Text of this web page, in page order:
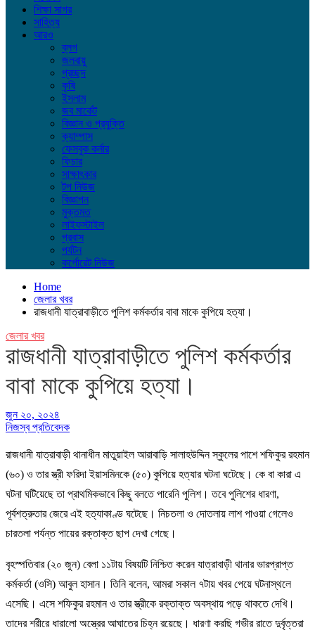
শিক্ষা সাগর
সাহিত্য
আরও
ব্লগ
জলবায়ু
প্রচ্ছদ
কৃষি
ইসলাম
জব মার্কেট
বিজ্ঞান ও প্রযুক্তি
ক্যাম্পাস
ফেসবুক কর্নার
ফিচার
সাক্ষাৎকার
টপ নিউজ
বিজ্ঞাপন
মুক্তমত
লাইফস্টাইল
প্রবাস
পর্যটন
কর্পোরেট নিউজ
Home
জেলার খবর
রাজধানী যাত্রাবাড়ীতে পুলিশ কর্মকর্তার বাবা মাকে কুপিয়ে হত্যা।
জেলার খবর
রাজধানী যাত্রাবাড়ীতে পুলিশ কর্মকর্তার
বাবা মাকে কুপিয়ে হত্যা।
জুন ২০, ২০২৪
নিজস্ব প্রতিবেদক
রাজধানী যাত্রাবাড়ী থানাধীন মাতুয়াইল আরাবাড়ি সালাহউদ্দিন স্কুলের পাশে শফিকুর রহমান
(৬০) ও তার স্ত্রী ফরিদা ইয়াসমিনকে (৫০) কুপিয়ে হত্যার ঘটনা ঘটেছে। কে বা কারা এ
ঘটনা ঘটিয়েছে তা প্রাথমিকভাবে কিছু বলতে পারেনি পুলিশ। তবে পুলিশের ধারণা,
পূর্বশত্রুতার জেরে এই হত্যাকাণ্ড ঘটেছে। নিচতলা ও দোতলায় লাশ পাওয়া গেলেও
চারতলা পর্যন্ত পায়ের রক্তাক্ত ছাপ দেখা গেছে।
বৃহস্পতিবার (২০ জুন) বেলা ১১টায় বিষয়টি নিশ্চিত করেন যাত্রাবাড়ী থানার ভারপ্রাপ্ত
কর্মকর্তা (ওসি) আবুল হাসান। তিনি বলেন, আমরা সকাল ৭টায় খবর পেয়ে ঘটনাস্থলে
এসেছি। এসে শফিকুর রহমান ও তার স্ত্রীকে রক্তাক্ত অবস্থায় পড়ে থাকতে দেখি।
তাদের শরীরে ধারালো অস্ত্রের আঘাতের চিহ্ন রয়েছে। ধারণা করছি গভীর রাতে দুর্বৃত্তরা